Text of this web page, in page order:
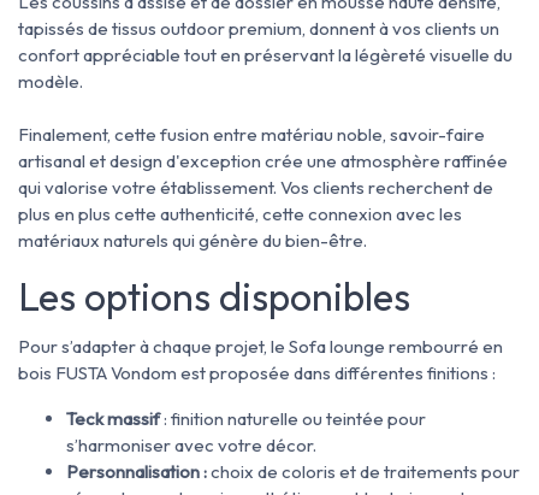
tapissés de tissus outdoor premium, donnent à vos clients un
confort appréciable tout en préservant la légèreté visuelle du
modèle.
Finalement, cette fusion entre matériau noble, savoir-faire
artisanal et design d'exception crée une atmosphère raffinée
qui valorise votre établissement. Vos clients recherchent de
plus en plus cette authenticité, cette connexion avec les
matériaux naturels qui génère du bien-être.
Les options disponibles
Pour s’adapter à chaque projet, le Sofa lounge rembourré en
bois FUSTA Vondom est proposée dans différentes finitions :
Teck massif: finition naturelle ou teintée pour
s’harmoniser avec votre décor.
Personnalisation :choix de coloris et de traitements pour